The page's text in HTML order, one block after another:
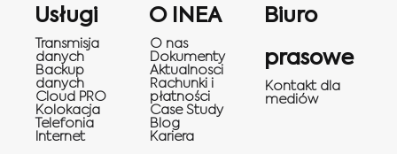
Usługi
Transmisja
danych
Backup
danych
Cloud PRO
Kolokacja
Telefonia
Internet
O INEA
O nas
Dokumenty
Aktualnosci
Rachunki i
płatności
Case Study
Blog
Kariera
Biuro
prasowe
Kontakt dla
mediów